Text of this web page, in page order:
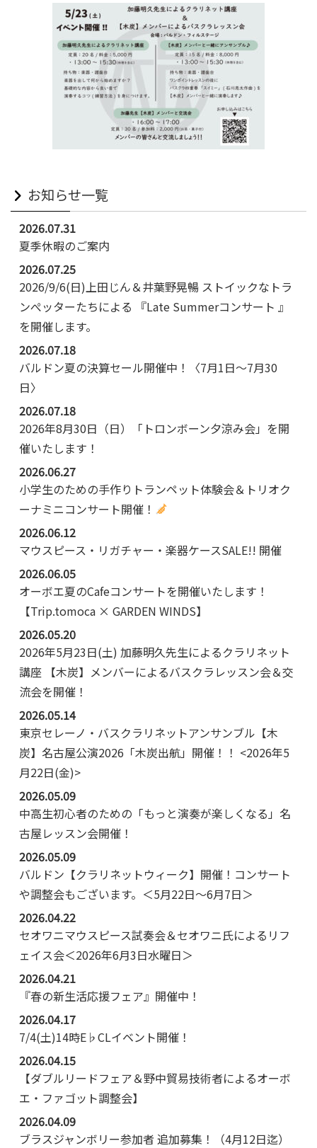
お知らせ一覧
2026.07.31
夏季休暇のご案内
2026.07.25
2026/9/6(日)上田じん＆井葉野晃暢 ストイックなトラ
ンぺッターたちによる 『Late Summerコンサート 』
を開催します。
2026.07.18
バルドン夏の決算セール開催中！〈7月1日～7月30
日〉
2026.07.18
2026年8月30日（日）「トロンボーン夕涼み会」を開
催いたします！
2026.06.27
小学生のための手作りトランペット体験会＆トリオク
ーナミニコンサート開催！
2026.06.12
マウスピース・リガチャー・楽器ケースSALE!! 開催
2026.06.05
オーボエ夏のCafeコンサートを開催いたします！
【Trip.tomoca × GARDEN WINDS】
2026.05.20
2026年5月23日(土) 加藤明久先生によるクラリネット
講座 【木炭】メンバーによるバスクラレッスン会＆交
流会を開催！
2026.05.14
東京セレーノ・バスクラリネットアンサンブル【木
炭】名古屋公演2026「木炭出航」開催！！ <2026年5
月22日(金)>
2026.05.09
中高生初心者のための「もっと演奏が楽しくなる」名
古屋レッスン会開催！
2026.05.09
バルドン【クラリネットウィーク】開催！コンサート
や調整会もございます。＜5月22日～6月7日＞
2026.04.22
セオワニマウスピース試奏会＆セオワニ氏によるリフ
ェイス会＜2026年6月3日水曜日＞
2026.04.21
『春の新生活応援フェア』開催中！
2026.04.17
7/4(土)14時E♭CLイベント開催！
2026.04.15
【ダブルリードフェア＆野中貿易技術者によるオーボ
エ・ファゴット調整会】
2026.04.09
ブラスジャンボリー参加者 追加募集！（4月12日迄）